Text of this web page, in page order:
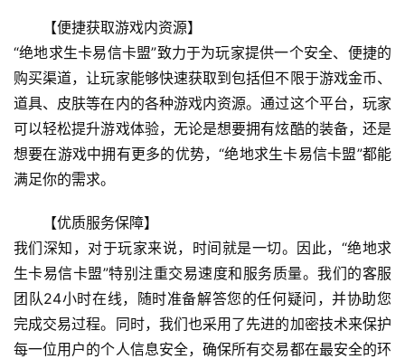
【便捷获取游戏内资源】
“绝地求生卡易信卡盟”致力于为玩家提供一个安全、便捷的
购买渠道，让玩家能够快速获取到包括但不限于游戏金币、
道具、皮肤等在内的各种游戏内资源。通过这个平台，玩家
可以轻松提升游戏体验，无论是想要拥有炫酷的装备，还是
想要在游戏中拥有更多的优势，“绝地求生卡易信卡盟”都能
满足你的需求。
【优质服务保障】
我们深知，对于玩家来说，时间就是一切。因此，“绝地求
生卡易信卡盟”特别注重交易速度和服务质量。我们的客服
团队24小时在线，随时准备解答您的任何疑问，并协助您
完成交易过程。同时，我们也采用了先进的加密技术来保护
每一位用户的个人信息安全，确保所有交易都在最安全的环